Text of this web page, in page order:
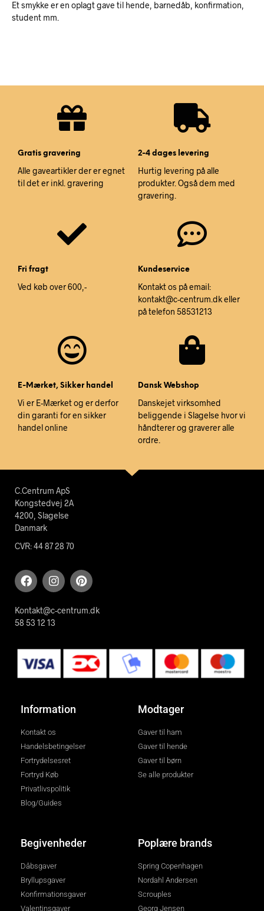
Et smykke er en oplagt gave til hende, barnedåb, konfirmation,
student mm.
Gratis gravering
Alle gaveartikler der er egnet
til det er inkl. gravering
2-4 dages levering
Hurtig levering på alle
produkter. Også dem med
gravering.
Fri fragt
Ved køb over 600,-
Kundeservice
Kontakt os på email:
kontakt@c-centrum.dk eller
på telefon 58531213
E-Mærket, Sikker handel
Vi er E-Mærket og er derfor
din garanti for en sikker
handel online
Dansk Webshop
Danskejet virksomhed
beliggende i Slagelse hvor vi
håndterer og graverer alle
ordre.
C.Centrum ApS
Kongstedvej 2A
4200, Slagelse
Danmark
CVR: 44 87 28 70
Kontakt@c-centrum.dk
58 53 12 13
Information
Kontakt os
Handelsbetingelser
Fortrydelsesret
Fortryd Køb
Privatlivspolitik
Blog/Guides
Modtager
Gaver til ham
Gaver til hende
Gaver til børn
Se alle produkter
Begivenheder
Dåbsgaver
Bryllupsgaver
Konfirmationsgaver
Valentinsgaver
Poplære brands
Spring Copenhagen
Nordahl Andersen
Scrouples
Georg Jensen